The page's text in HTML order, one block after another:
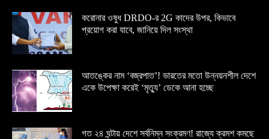
করোনার ওষুধ DRDO-র 2G কাদের উপর, কিভাবে
প্রয়োগ করা যাবে, জানিয়ে দিল সংস্থা
আতঙ্কের নাম ‘বজ্রপাত’! ভারতের মতো উন্নয়নশীল দেশে
একে উপেক্ষা করেই ‘মৃত্যু’ ডেকে আনা হচ্ছে
গত ২৪ ঘন্টায় দেশে সর্বনিম্ন সংক্রমণ! রাজ্যে ক্রমশ কমছে